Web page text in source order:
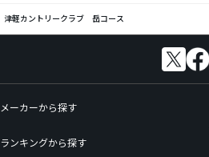
津軽カントリークラブ 岳コース
メーカーから探す
ランキングから探す